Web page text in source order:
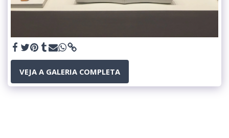
VEJA A GALERIA COMPLETA